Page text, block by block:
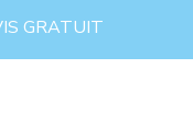
GRATUIT